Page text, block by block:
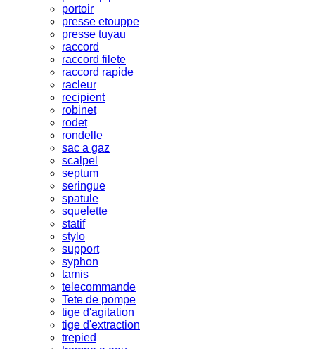
portoir
presse etouppe
presse tuyau
raccord
raccord filete
raccord rapide
racleur
recipient
robinet
rodet
rondelle
sac a gaz
scalpel
septum
seringue
spatule
squelette
statif
stylo
support
syphon
tamis
telecommande
Tete de pompe
tige d'agitation
tige d'extraction
trepied